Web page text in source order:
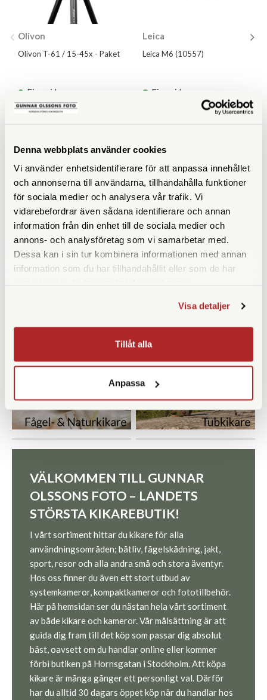
Denna webbplats använder cookies
Vi använder enhetsidentifierare för att anpassa innehållet
och annonserna till användarna, tillhandahålla funktioner
för sociala medier och analysera vår trafik. Vi
vidarebefordrar även sådana identifierare och annan
information från din enhet till de sociala medier och
annons- och analysföretag som vi samarbetar med.
Dessa kan i sin tur kombinera informationen med annan
information som du har tillhandahållit eller som de har
Visa detaljer
Tillåt alla
Anpassa
Olivon
Olivon T-61 / 15-45x - Paket
Finns i lager
1.990 SEK
LÄS MER
KÖP
Leica
Leica M6 (10557)
Finns i lager
KÖP
VÄLKOMMEN TILL GUNNAR
OLSSONS FOTO – LANDETS
STÖRSTA KIKAREBUTIK!
I vårt sortiment hittar du kikare för alla
användningsområden; båtliv, fågelskådning, jakt,
sport, resor och alla andra små och stora äventyr.
Hos oss finner du även ett stort utbud av
systemkameror, kompaktkameror och fototillbehör.
Här på hemsidan ser du nästan hela vårt sortiment
av både kikare och kameror. Vår målsättning är att
guida dig fram till det köp som passar dig absolut
bäst, oavsett om du handlar online eller kommer
förbi butiken på Hornsgatan i Stockholm. Att köpa
kikare är många gånger ett personligt val. Därför
har du alltid 30 dagars öppet köp när du handlar hos